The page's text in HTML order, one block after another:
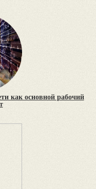
как основной рабочий